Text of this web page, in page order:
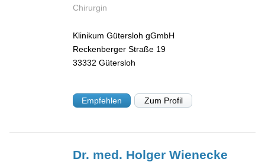
Chirurgin
Klinikum Gütersloh gGmbH
Reckenberger Straße 19
33332 Gütersloh
Empfehlen Zum Profil
Dr. med. HolgerWienecke